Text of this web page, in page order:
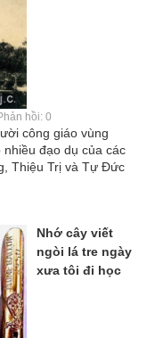
hồi: 0
công giáo vùng
đạo dụ của các
Thiệu Trị và Tự Ðức
Nhớ cây viết
ngòi lá tre ngày
xưa tôi đi học